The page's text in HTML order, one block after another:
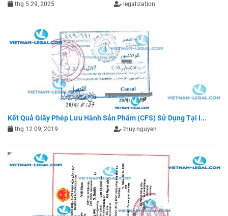
thg 5 29, 2025 legalization
Kết Quả Giấy Phép Lưu Hành Sản Phẩm (CFS) Sử Dụng Tại I...
thg 12 09, 2019 thuy.nguyen